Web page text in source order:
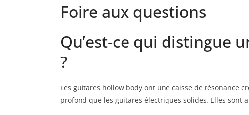
Foire ⁣aux questions
Qu’est-ce qui distingue
?
Les guitares⁤ hollow body ont une caisse de résonance⁢
profond que les guitares électriques solides. Elles sont